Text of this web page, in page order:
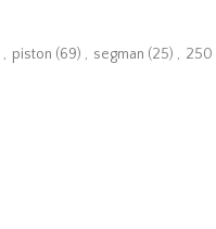
, piston (69) , segman (25) , 250